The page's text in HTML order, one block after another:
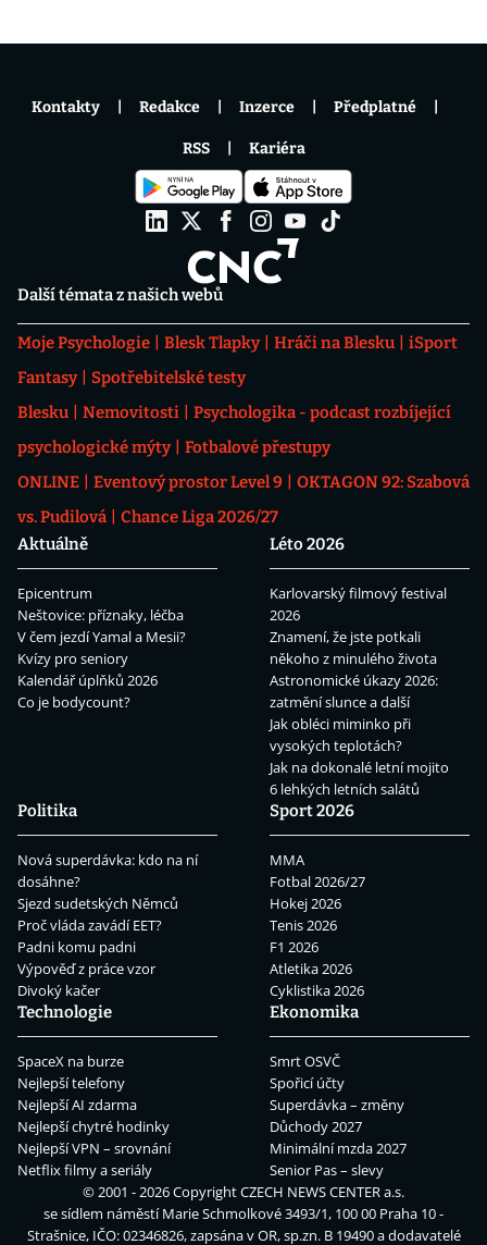
Další témata z našich webů
Moje Psychologie Blesk Tlapky Hráči na Blesku
iSport
Fantasy
Spotřebitelské testy
Blesku
Nemovitosti
Psychologika - podcast rozbíjející
psychologické mýty
Fotbalové přestupy
ONLINE
Eventový prostor Level 9
OKTAGON 92: Szabová
vs. Pudilová
Chance Liga 2026/27
Aktuálně
Epicentrum
Neštovice: příznaky, léčba
V čem jezdí Yamal a Mesii?
Kvízy pro seniory
Kalendář úplňků 2026
Co je bodycount?
Léto 2026
Karlovarský filmový festival
2026
Znamení, že jste potkali
někoho z minulého života
Astronomické úkazy 2026:
zatmění slunce a další
Jak obléci miminko při
vysokých teplotách?
Jak na dokonalé letní mojito
6 lehkých letních salátů
Politika
Nová superdávka: kdo na ní
dosáhne?
Sjezd sudetských Němců
Proč vláda zavádí EET?
Padni komu padni
Výpověď z práce vzor
Divoký kačer
Sport 2026
MMA
Fotbal 2026/27
Hokej 2026
Tenis 2026
F1 2026
Atletika 2026
Cyklistika 2026
Technologie
SpaceX na burze
Nejlepší telefony
Nejlepší AI zdarma
Nejlepší chytré hodinky
Nejlepší VPN – srovnání
Netflix filmy a seriály
Ekonomika
Smrt OSVČ
Spořicí účty
Superdávka – změny
Důchody 2027
Minimální mzda 2027
Senior Pas – slevy
Kontakty Redakce Inzerce Předplatné
RSS Kariéra
© 2001 - 2026 CopyrightCZECH NEWS CENTER a.s.
se sídlem náměstí Marie Schmolkové 3493/1, 100 00 Praha 10 -
Strašnice, IČO: 02346826, zapsána v OR, sp.zn. B 19490 a dodavatelé